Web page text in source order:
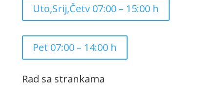
Uto,Srij,Četv 07:00 – 15:00 h
Pet 07:00 – 14:00 h
Rad sa strankama